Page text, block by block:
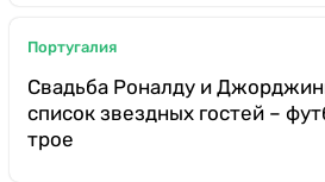
Португалия
Свадьба Роналду и
список звездных гостей –
трое